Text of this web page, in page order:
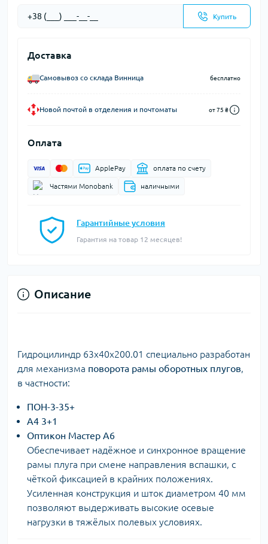
Купить
Доставка
Самовывоз со склада Винница бесплатно
Новой почтой в отделения и почтоматы от 75 ₴
Оплата
ApplePay оплата по счету
Частями Monobank наличными
Гарантийные условия
Гарантия на товар 12 месяцев!
Описание
Гидроцилиндр 63х40х200.01 специально разработан
для механизма поворота рамы оборотных плугов,
в частности:
ПОН-3-35+
А4 3+1
Оптикон Мастер А6
Обеспечивает надёжное и синхронное вращение
рамы плуга при смене направления вспашки, с
чёткой фиксацией в крайних положениях.
Усиленная конструкция и шток диаметром 40 мм
позволяют выдерживать высокие осевые
нагрузки в тяжёлых полевых условиях.